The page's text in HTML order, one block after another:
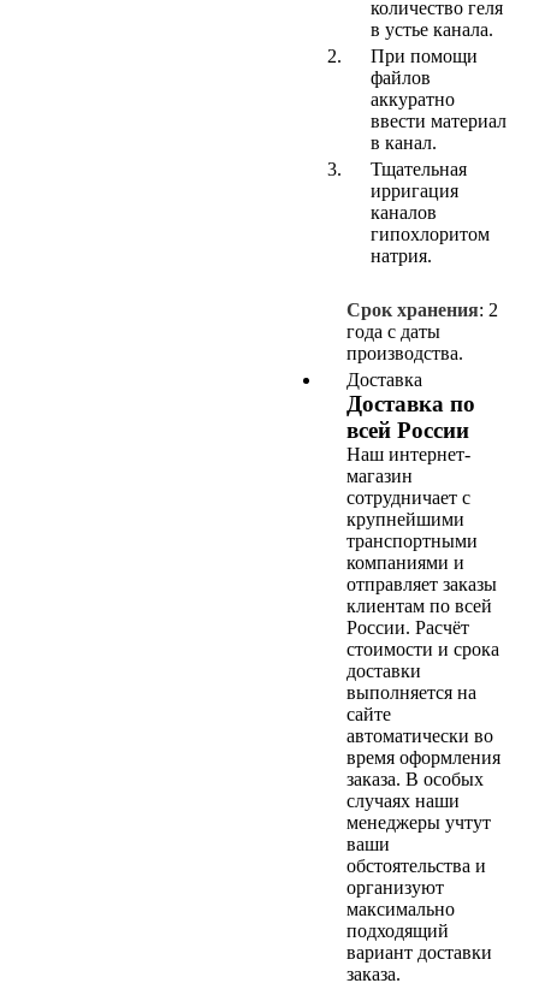
количество геля
в устье канала.
При помощи
файлов
аккуратно
ввести материал
в канал.
Тщательная
ирригация
каналов
гипохлоритом
натрия.
Срок хранения: 2
года с даты
производства.
Доставка
Доставка по
всей России
Наш интернет-
магазин
сотрудничает с
крупнейшими
транспортными
компаниями и
отправляет заказы
клиентам по всей
России. Расчёт
стоимости и срока
доставки
выполняется на
сайте
автоматически во
время оформления
заказа. В особых
случаях наши
менеджеры учтут
ваши
обстоятельства и
организуют
максимально
подходящий
вариант доставки
заказа.